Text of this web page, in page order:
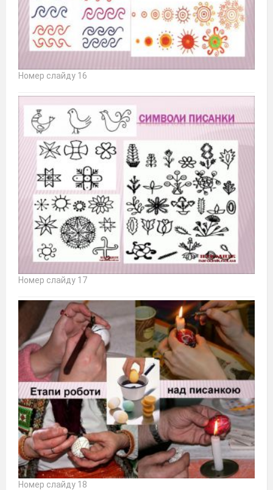
Номер слайду 16
Номер слайду 17
Номер слайду 18